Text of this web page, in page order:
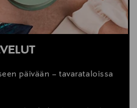
päivään – tavarataloissa